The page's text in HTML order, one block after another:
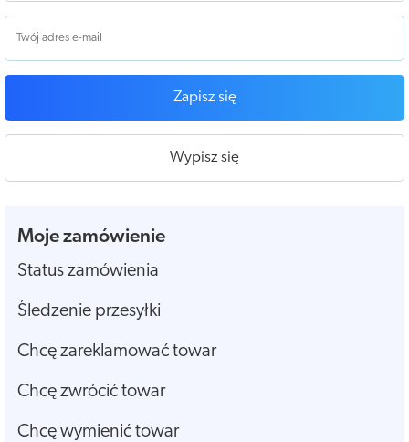
Zapisz się
Wypisz się
Moje zamówienie
Status zamówienia
Śledzenie przesyłki
Chcę zareklamować towar
Chcę zwrócić towar
Chcę wymienić towar